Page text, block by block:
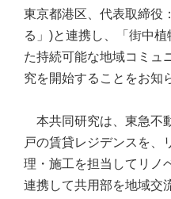
東京都港区、代表取締役
る」)と連携し、「街中
た持続可能な地域コミュ
究を開始することをお知
本共同研究は、東急不
戸の賃貸レジデンスを、
理・施工を担当してリノ
連携して共用部を地域交